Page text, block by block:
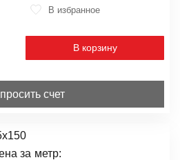
В избранное
В корзину
счет
за метр: